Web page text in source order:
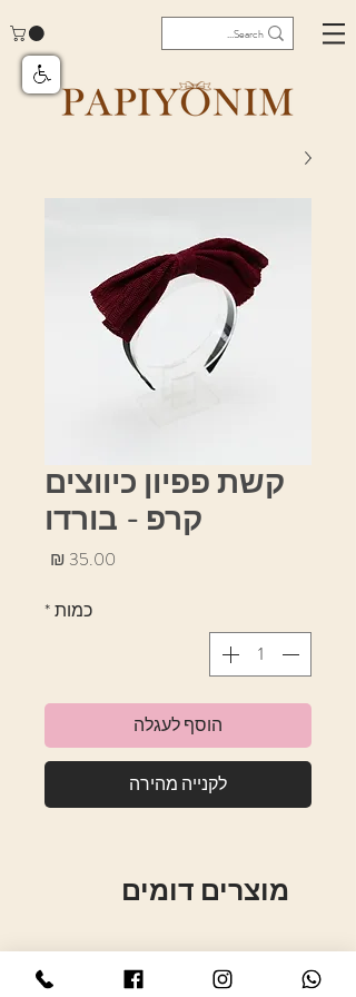
קשת פפיון כיווצים
קרפ - בורדו
כמות*
הוסף לעגלה
לקנייה מהירה
מוצרים דומים